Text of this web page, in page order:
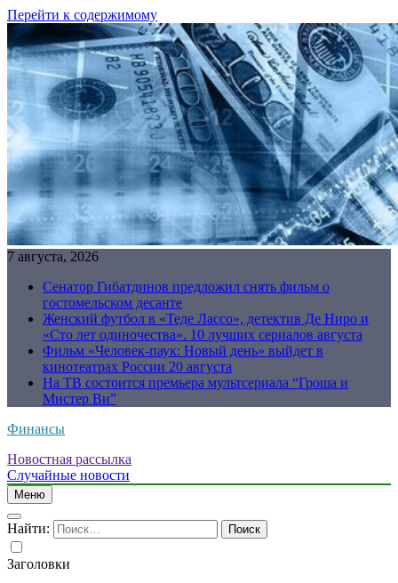
Перейти к содержимому
7 августа, 2026
Сенатор Гибатдинов предложил снять фильм о
гостомельском десанте
Женский футбол в «Теде Лассо», детектив Де Ниро и
«Сто лет одиночества». 10 лучших сериалов августа
Фильм «Человек-паук: Новый день» выйдет в
кинотеатрах России 20 августа
На ТВ состоится премьера мультсериала “Гроша и
Мистер Ви”
Финансы
Новостная рассылка
Случайные новости
Меню
Найти:
Заголовки